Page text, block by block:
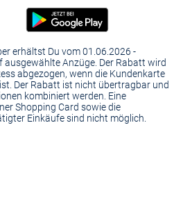
erhältst Du vom 01.06.2026 -
ausgewählte Anzüge. Der Rabatt wird
abgezogen, wenn die Kundenkarte
Der Rabatt ist nicht übertragbar und
kombiniert werden. Eine
Shopping Card sowie die
Einkäufe sind nicht möglich.